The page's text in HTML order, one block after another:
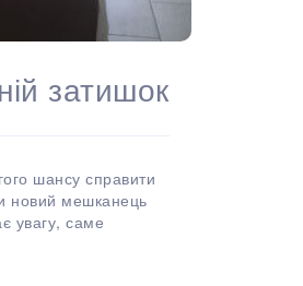
затишок
шансу справити
новий мешканець
увагу, саме